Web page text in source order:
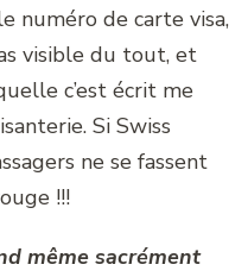
numéro de carte visa,
visible du tout, et
c’est écrit me
Si Swiss
ne se fassent
!!!
même sacrément